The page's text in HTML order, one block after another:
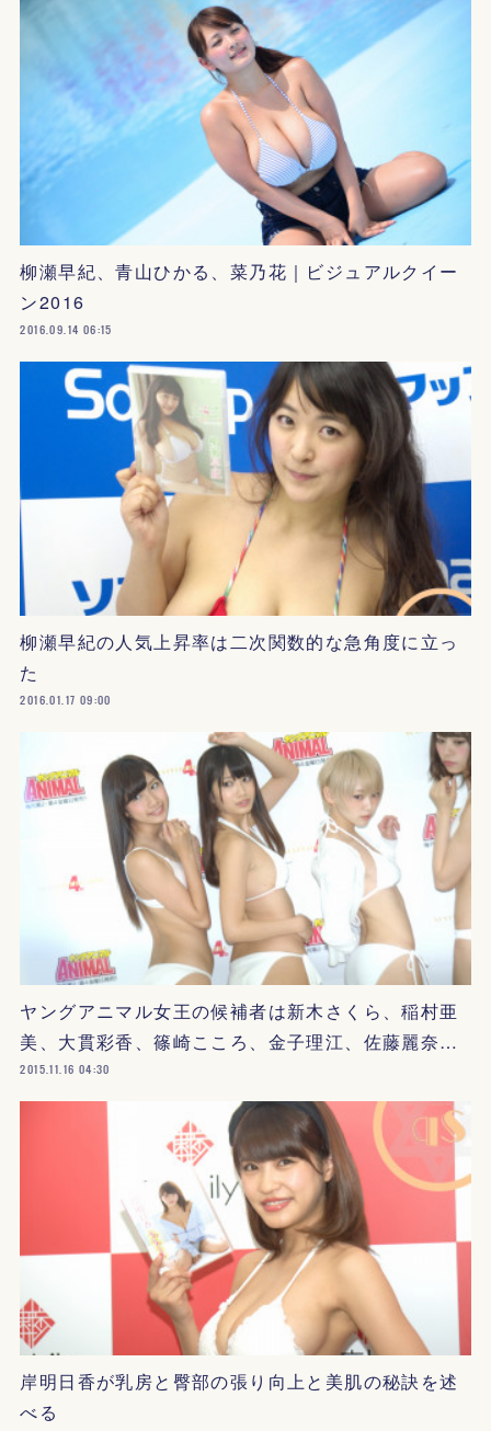
柳瀬早紀、青山ひかる、菜乃花｜ビジュアルクイー
ン2016
2016.09.14 06:15
柳瀬早紀の人気上昇率は二次関数的な急角度に立っ
た
2016.01.17 09:00
ヤングアニマル女王の候補者は新木さくら、稲村亜
美、大貫彩香、篠崎こころ、金子理江、佐藤麗奈…
2015.11.16 04:30
岸明日香が乳房と臀部の張り向上と美肌の秘訣を述
べる